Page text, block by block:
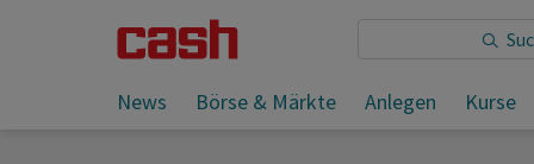
News Börse & Märkte Anlegen Kurse
Sie lesen: